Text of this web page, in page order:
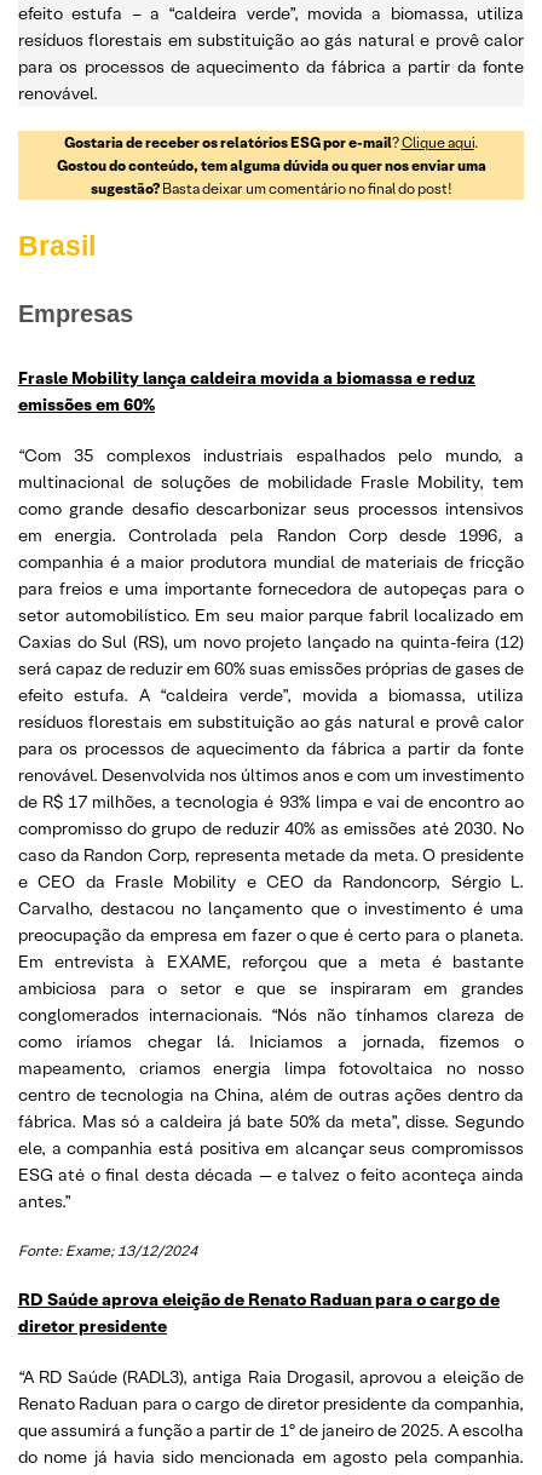
efeito estufa – a “caldeira verde”, movida a biomassa, utiliza
resíduos florestais em substituição ao gás natural e provê calor
para os processos de aquecimento da fábrica a partir da fonte
renovável.
Gostaria de receber os relatórios ESG por e-mail?Clique aqui.
Gostou do conteúdo, tem alguma dúvida ou quer nos enviar uma
sugestão?Basta deixar um comentário no final do post!
Brasil
Empresas
Frasle Mobility lança caldeira movida a biomassa e reduz
emissões em 60%
“Com 35 complexos industriais espalhados pelo mundo, a
multinacional de soluções de mobilidade Frasle Mobility, tem
como grande desafio descarbonizar seus processos intensivos
em energia. Controlada pela Randon Corp desde 1996, a
companhia é a maior produtora mundial de materiais de fricção
para freios e uma importante fornecedora de autopeças para o
setor automobilístico. Em seu maior parque fabril localizado em
Caxias do Sul (RS), um novo projeto lançado na quinta-feira (12)
será capaz de reduzir em 60% suas emissões próprias de gases de
efeito estufa. A “caldeira verde”, movida a biomassa, utiliza
resíduos florestais em substituição ao gás natural e provê calor
para os processos de aquecimento da fábrica a partir da fonte
renovável. Desenvolvida nos últimos anos e com um investimento
de R$ 17 milhões, a tecnologia é 93% limpa e vai de encontro ao
compromisso do grupo de reduzir 40% as emissões até 2030. No
caso da Randon Corp, representa metade da meta. O presidente
e CEO da Frasle Mobility e CEO da Randoncorp, Sérgio L.
Carvalho, destacou no lançamento que o investimento é uma
preocupação da empresa em fazer o que é certo para o planeta.
Em entrevista à EXAME, reforçou que a meta é bastante
ambiciosa para o setor e que se inspiraram em grandes
conglomerados internacionais. “Nós não tínhamos clareza de
como iríamos chegar lá. Iniciamos a jornada, fizemos o
mapeamento, criamos energia limpa fotovoltaica no nosso
centro de tecnologia na China, além de outras ações dentro da
fábrica. Mas só a caldeira já bate 50% da meta”, disse. Segundo
ele, a companhia está positiva em alcançar seus compromissos
ESG até o final desta década — e talvez o feito aconteça ainda
antes.”
Fonte: Exame; 13/12/2024
RD Saúde aprova eleição de Renato Raduan para o cargo de
diretor presidente
“A RD Saúde (RADL3), antiga Raia Drogasil, aprovou a eleição de
Renato Raduan para o cargo de diretor presidente da companhia,
que assumirá a função a partir de 1º de janeiro de 2025. A escolha
do nome já havia sido mencionada em agosto pela companhia.